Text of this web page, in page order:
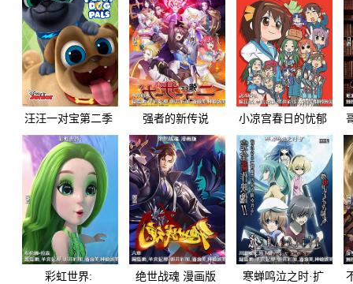
汪汪一对宝第二季 强者的新传说 小凉宫春日的忧郁
彩虹世界: 绝世战魂 漫画版 寒蝉鸣泣之时·扩